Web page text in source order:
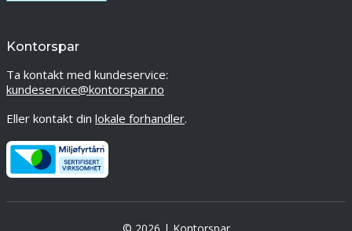
Kontorspar
Ta kontakt med kundeservice:
kundeservice@kontorspar.no
Eller kontakt din lokale forhandler.